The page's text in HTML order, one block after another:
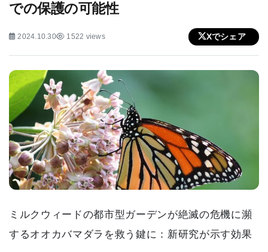
での保護の可能性
2024.10.30 1522 views Xでシェア
ミルクウィードの都市型ガーデンが絶滅の危機に瀕
するオオカバマダラを救う鍵に：新研究が示す効果